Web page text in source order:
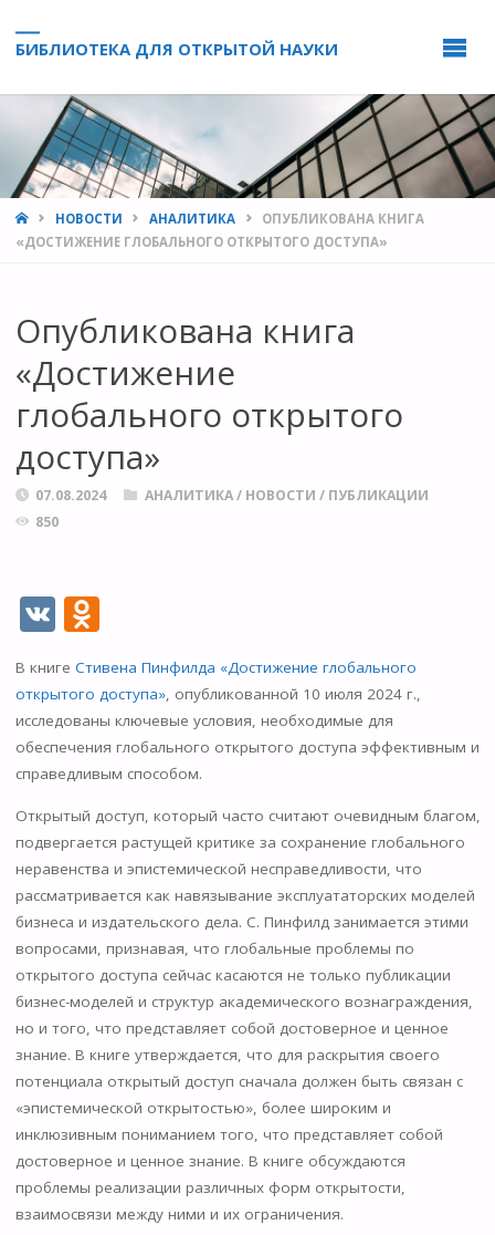
БИБЛИОТЕКА ДЛЯ ОТКРЫТОЙ НАУКИ
HOMEНОВОСТИ АНАЛИТИКА
ОПУБЛИКОВАНА КНИГА
«ДОСТИЖЕНИЕ ГЛОБАЛЬНОГО ОТКРЫТОГО ДОСТУПА»
Опубликована книга
«Достижение
глобального открытого
доступа»
07.08.2024 АНАЛИТИКА/ НОВОСТИ / ПУБЛИКАЦИИ
850
V O
n
o
kl
as
s
ni
ki
В книге Стивена Пинфилда «Достижение глобального
открытого доступа», опубликованной 10 июля 2024 г.,
исследованы ключевые условия, необходимые для
обеспечения глобального открытого доступа эффективным и
справедливым способом.
Открытый доступ, который часто считают очевидным благом,
подвергается растущей критике за сохранение глобального
неравенства и эпистемической несправедливости, что
рассматривается как навязывание эксплуататорских моделей
бизнеса и издательского дела. С. Пинфилд занимается этими
вопросами, признавая, что глобальные проблемы по
открытого доступа сейчас касаются не только публикации
бизнес-моделей и структур академического вознаграждения,
но и того, что представляет собой достоверное и ценное
знание. В книге утверждается, что для раскрытия своего
потенциала открытый доступ сначала должен быть связан с
«эпистемической открытостью», более широким и
инклюзивным пониманием того, что представляет собой
достоверное и ценное знание. В книге обсуждаются
проблемы реализации различных форм открытости,
взаимосвязи между ними и их ограничения.